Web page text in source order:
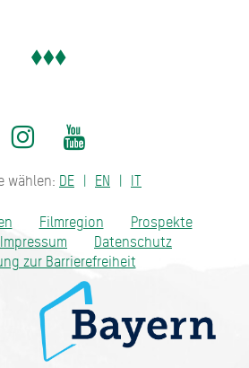
wählen: DE EN IT
Filmregion
Prospekte
Impressum
Datenschutz
zur Barrierefreiheit